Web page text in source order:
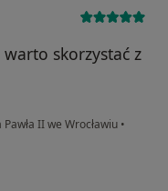
skorzystać z
II we Wrocławiu •